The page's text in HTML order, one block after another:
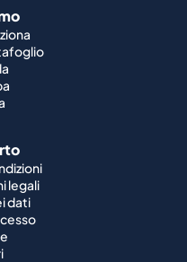
legali
dati